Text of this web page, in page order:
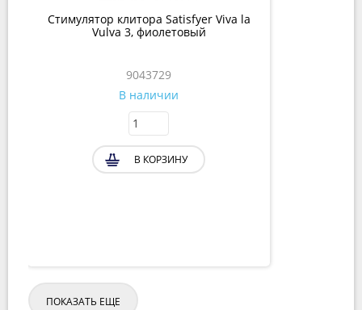
Стимулятор клитора Satisfyer Viva la
Vulva 3, фиолетовый
9043729
В наличии
В КОРЗИНУ
ПОКАЗАТЬ ЕЩЕ